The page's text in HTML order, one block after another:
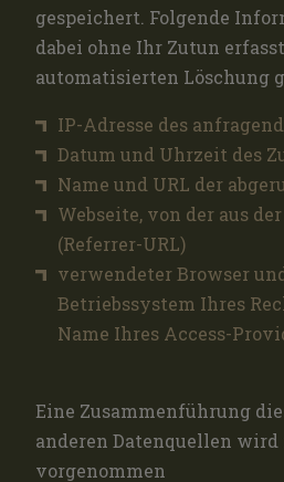
gespeichert. Folgende
dabei ohne Ihr Zutun
automatisierten Löschung
IP-Adresse des
Datum und Uhrzeit des
Name und URL der
Webseite, von der aus
(Referrer-URL)
verwendeter Browser
Betriebssystem Ihres
Name Ihres Access-
Eine Zusammenführung
anderen Datenquellen
vorgenommen